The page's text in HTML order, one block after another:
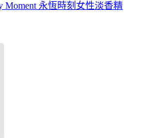
Moment 永恆時刻女性淡香精